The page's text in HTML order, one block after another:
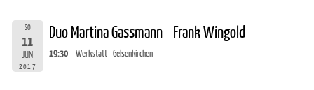
SO
11
JUN
2017
Duo Martina Gassmann - Frank Wingold
19:30 Werkstatt - Gelsenkirchen